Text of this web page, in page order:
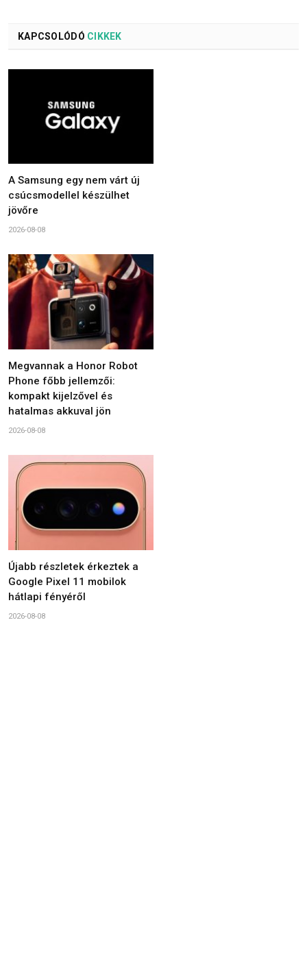
KAPCSOLÓDÓ CIKKEK
A Samsung egy nem várt új
csúcsmodellel készülhet
jövőre
2026-08-08
Megvannak a Honor Robot
Phone főbb jellemzői:
kompakt kijelzővel és
hatalmas akkuval jön
2026-08-08
Újabb részletek érkeztek a
Google Pixel 11 mobilok
hátlapi fényéről
2026-08-08